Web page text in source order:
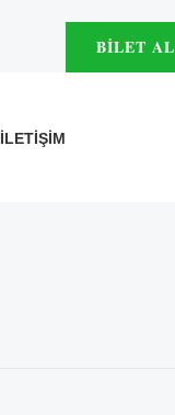
BILET AL
İLETIŞIM